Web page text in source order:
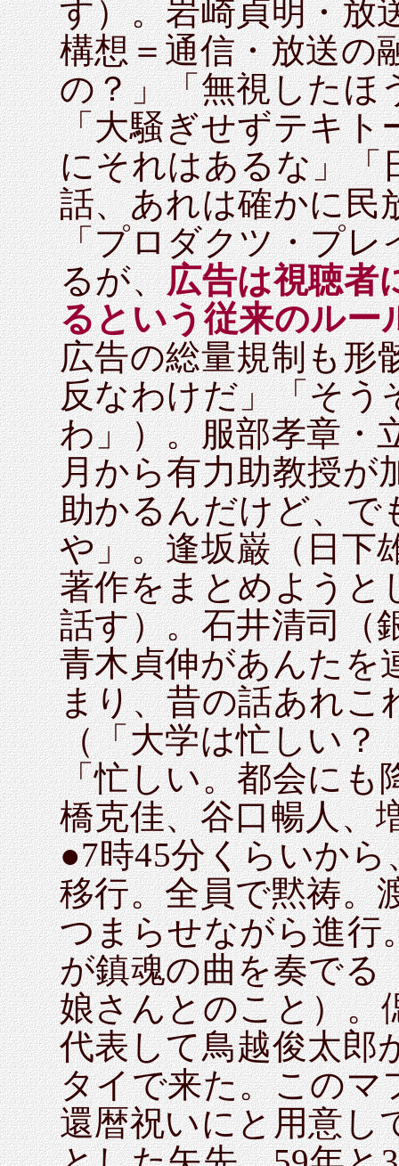
す）。岩崎貞明・放
構想＝通信・放送の
の？」「無視したほ
「大騒ぎせずテキト
にそれはあるな」「
話、あれは確かに民
「プロダクツ・プレ
るが、広告は視聴者
るという従来のルー
広告の総量規制も形
反なわけだ」「そう
わ」）。服部孝章
月から有力助教授が
助かるんだけど、で
や」。逢坂巌（日下
著作をまとめようと
話す）。石井清司（
青木貞伸があんた
まり、昔の話あれこ
（「大学は忙しい
「忙しい。都会にも
橋克佳、谷口暢人、
●7時45分くらいか
移行。全員で黙祷。
つまらせながら進行
が鎮魂の曲を奏でる
娘さんとのこと）。
代表して鳥越俊太郎
タイで来た。このマ
還暦祝いにと用意し